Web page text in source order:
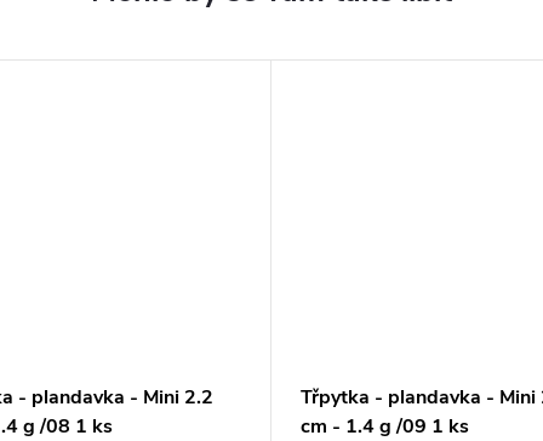
- plandavka - Mini 2.2
g /08 1 ks
Třpytka - plandavka - Mini
cm - 1.4 g /09 1 ks